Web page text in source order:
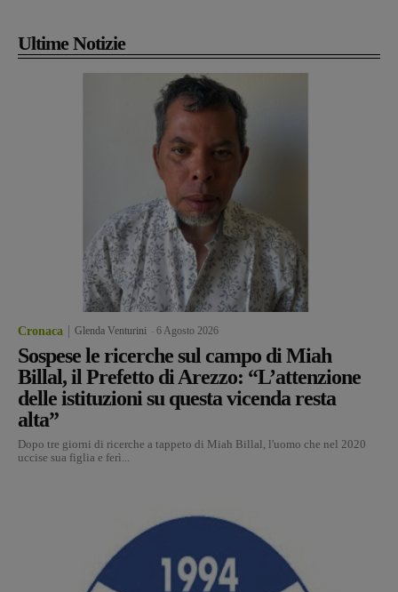
Ultime Notizie
Cronaca Glenda Venturini 6 Agosto 2026
Sospese le ricerche sul campo di Miah
Billal, il Prefetto di Arezzo: “L’attenzione
delle istituzioni su questa vicenda resta
alta”
Dopo tre giorni di ricerche a tappeto di Miah Billal, l'uomo che nel 2020
uccise sua figlia e ferì...